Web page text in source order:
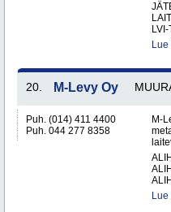
20. M-Levy Oy
Puh. (014) 411 4400
Puh. 044 277 8358
M-